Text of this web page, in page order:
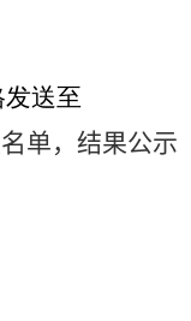
送至
单，结果公示